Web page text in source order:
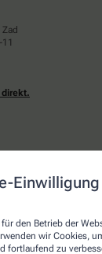
den Betrieb der
wir Cookies,
fortlaufend zu
direkt.
akzeptierten